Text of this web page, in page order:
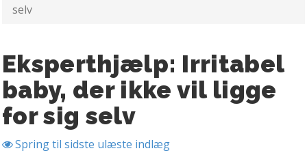
selv
Eksperthjælp: Irritabel
baby, der ikke vil ligge
for sig selv
Spring til sidste ulæste indlæg